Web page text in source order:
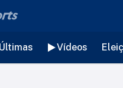
Vídeos